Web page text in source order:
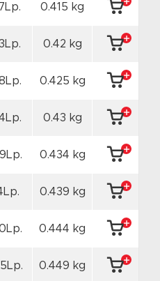
0.415 kg
0.42 kg
0.425 kg
0.43 kg
0.434 kg
0.439 kg
0.444 kg
0.449 kg